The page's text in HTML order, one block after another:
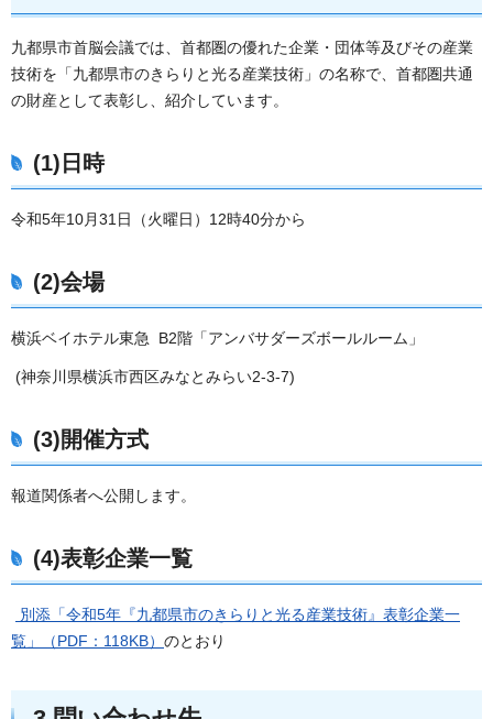
九都県市首脳会議では、首都圏の優れた企業・団体等及びその産業
技術を「九都県市のきらりと光る産業技術」の名称で、首都圏共通
の財産として表彰し、紹介しています。
(1)日時
令和5年10月31日（火曜日）12時40分から
(2)会場
横浜ベイホテル東急 B2階「アンバサダーズボールルーム」
(神奈川県横浜市西区みなとみらい2-3-7)
(3)開催方式
報道関係者へ公開します。
(4)表彰企業一覧
別添「令和5年『九都県市のきらりと光る産業技術』表彰企業一
覧」（PDF：118KB） のとおり